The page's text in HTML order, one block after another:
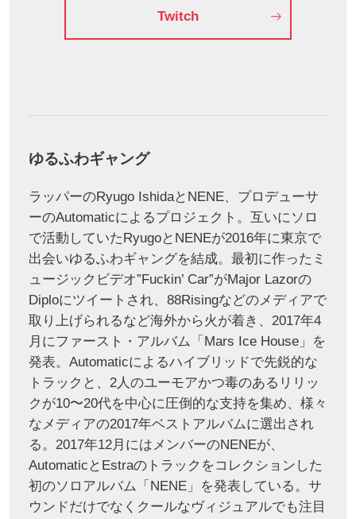
Twitch
ゆるふわギャング
ラッパーのRyugo IshidaとNENE、プロデューサ
ーのAutomaticによるプロジェクト。互いにソロ
で活動していたRyugoとNENEが2016年に東京で
出会いゆるふわギャングを結成。最初に作ったミ
ュージックビデオ”Fuckin’ Car”がMajor Lazorの
Diploにツイートされ、88Risingなどのメディアで
取り上げられるなど海外から火が着き、2017年4
月にファースト・アルバム「Mars Ice House」を
発表。Automaticによるハイブリッドで先鋭的な
トラックと、2人のユーモアかつ毒のあるリリッ
クが10〜20代を中心に圧倒的な支持を集め、様々
なメディアの2017年ベストアルバムに選出され
る。2017年12月にはメンバーのNENEが、
AutomaticとEstraのトラックをコレクションした
初のソロアルバム「NENE」を発表している。サ
ウンドだけでなくクールなヴィジュアルでも注目